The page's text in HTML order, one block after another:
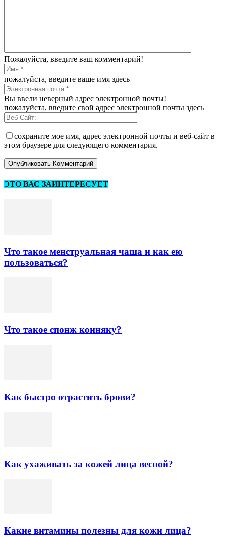
Пожалуйста, введите ваш комментарий!
пожалуйста, введите ваше имя здесь
Вы ввели неверный адрес электронной почты!
пожалуйста, введите свой адрес электронной почты здесь
сохраните мое имя, адрес электронной почты и веб-сайт в
этом браузере для следующего комментария.
ЭТО ВАС ЗАИНТЕРЕСУЕТ
Что такое менструальная чаша и как ею
пользоваться?
Что такое спонж конняку?
Как быстро отрастить брови?
Как ухаживать за кожей лица весной?
Какие витамины полезны для кожи лица?